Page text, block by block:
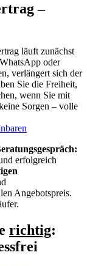
–
läuft zunächst
oder
verlängert sich der
Sie die Freiheit,
wenn Sie mit
Sorgen – volle
erfolgreich
Angebotspreis.
richtig: